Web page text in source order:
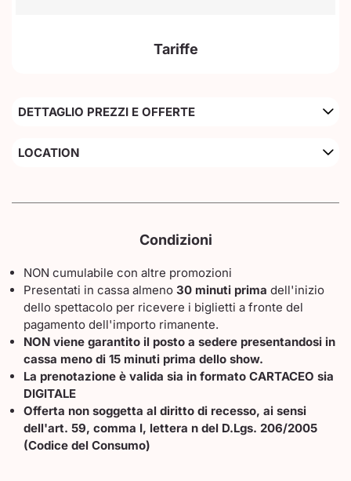
Tariffe
DETTAGLIO PREZZI E OFFERTE
LOCATION
Condizioni
NON cumulabile con altre promozioni
Presentati in cassa almeno 30 minuti prima dell'inizio
dello spettacolo per ricevere i biglietti a fronte del
pagamento dell'importo rimanente.
NON viene garantito il posto a sedere presentandosi in
cassa meno di 15 minuti prima dello show.
La prenotazione è valida sia in formato CARTACEO sia
DIGITALE
Offerta non soggetta al diritto di recesso, ai sensi
dell'art. 59, comma I, lettera n del D.Lgs. 206/2005
(Codice del Consumo)